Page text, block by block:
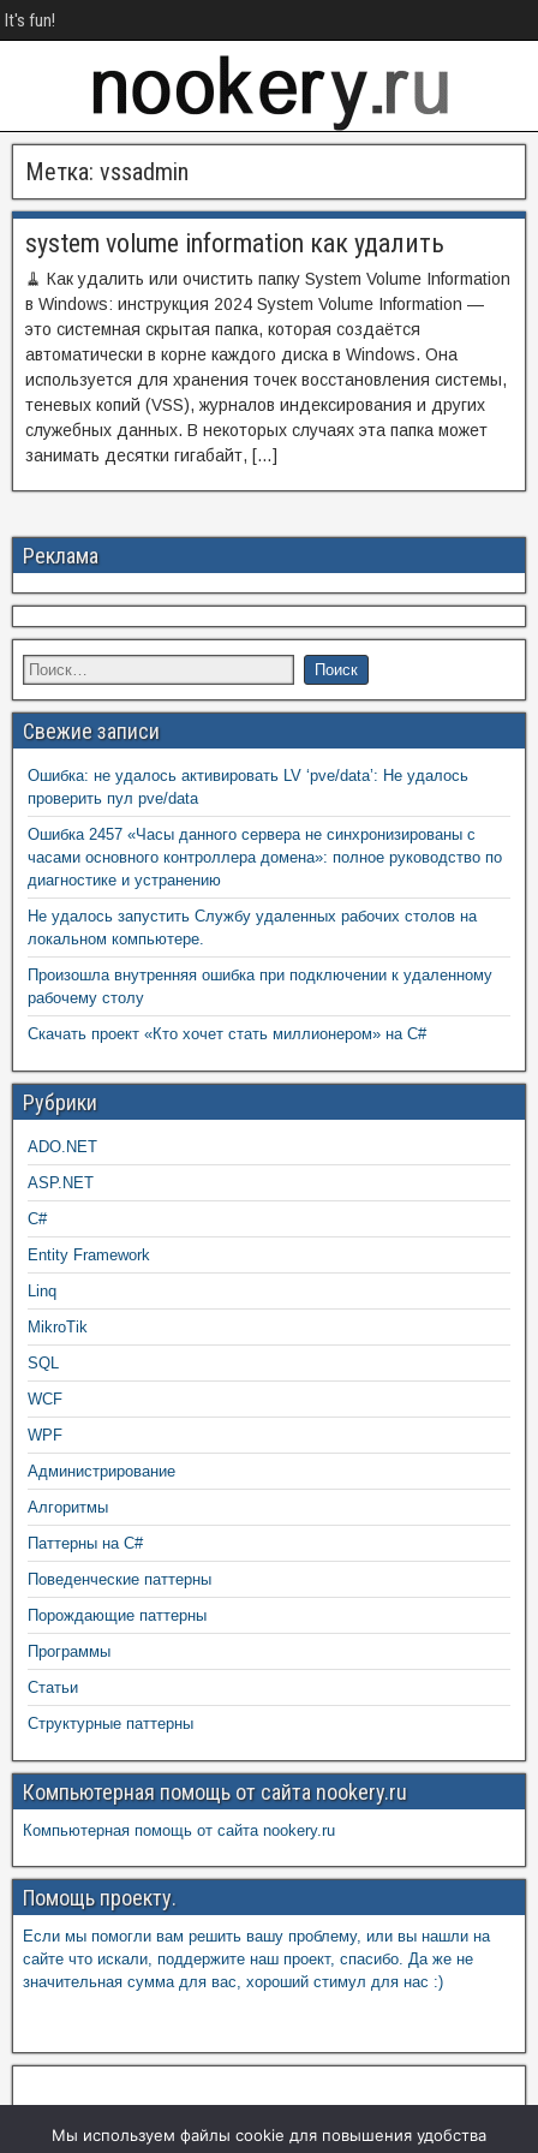
It's fun!
Метка: vssadmin
system volume information как удалить
🧹 Как удалить или очистить папку System Volume Information
в Windows: инструкция 2024 System Volume Information —
это системная скрытая папка, которая создаётся
автоматически в корне каждого диска в Windows. Она
используется для хранения точек восстановления системы,
теневых копий (VSS), журналов индексирования и других
служебных данных. В некоторых случаях эта папка может
занимать десятки гигабайт, […]
Реклама
Свежие записи
Ошибка: не удалось активировать LV ‘pve/data’: Не удалось
проверить пул pve/data
Ошибка 2457 «Часы данного сервера не синхронизированы с
часами основного контроллера домена»: полное руководство по
диагностике и устранению
Не удалось запустить Службу удаленных рабочих столов на
локальном компьютере.
Произошла внутренняя ошибка при подключении к удаленному
рабочему столу
Скачать проект «Кто хочет стать миллионером» на C#
Рубрики
ADO.NET
ASP.NET
C#
Entity Framework
Linq
MikroTik
SQL
WCF
WPF
Администрирование
Алгоритмы
Паттерны на C#
Поведенческие паттерны
Порождающие паттерны
Программы
Статьи
Структурные паттерны
Компьютерная помощь от сайта nookery.ru
Компьютерная помощь от сайта nookery.ru
Помощь проекту.
Если мы помогли вам решить вашу проблему, или вы нашли на
сайте что искали, поддержите наш проект, спасибо. Да же не
значительная сумма для вас, хороший стимул для нас :)
Мы используем файлы cookie для повышения удобства